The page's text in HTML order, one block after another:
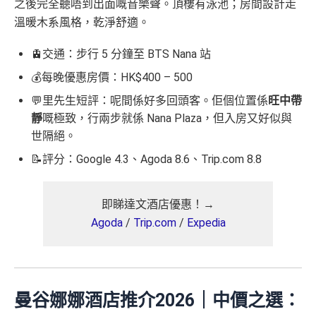
之後完全聽唔到出面嘅音樂聲。頂樓有泳池；房間設計走
溫暖木系風格，乾淨舒適。
🚊交通：步行 5 分鐘至 BTS Nana 站
💰每晚優惠房價：HK$400 – 500
💬里先生短評：呢間係好多回頭客。佢個位置係旺中帶
靜嘅極致，行兩步就係 Nana Plaza，但入房又好似與
世隔絕。
📝評分：Google 4.3、Agoda 8.6、Trip.com 8.8
即睇達文酒店優惠！→
Agoda/ Trip.com/ Expedia
曼谷娜娜酒店推介2026｜中價之選：